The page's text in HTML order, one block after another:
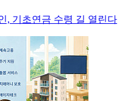
, 기초연금 수령 길 열린다